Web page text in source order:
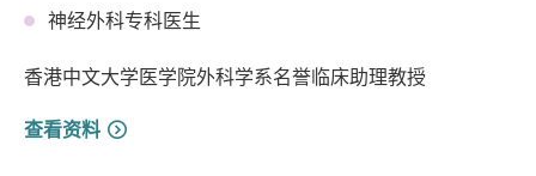
神经外科专科医生
香港中文大学医学院外科学系名誉临床助理教授
查看资料